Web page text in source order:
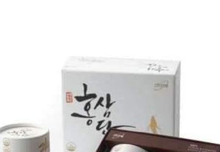
CHỐNG NẮNG CHO
cực tốt – nibi.vn
05/12/2023